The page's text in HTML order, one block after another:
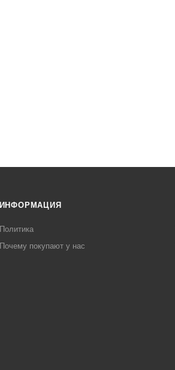
ИНФОРМАЦИЯ
Политика
Почему покупают у нас